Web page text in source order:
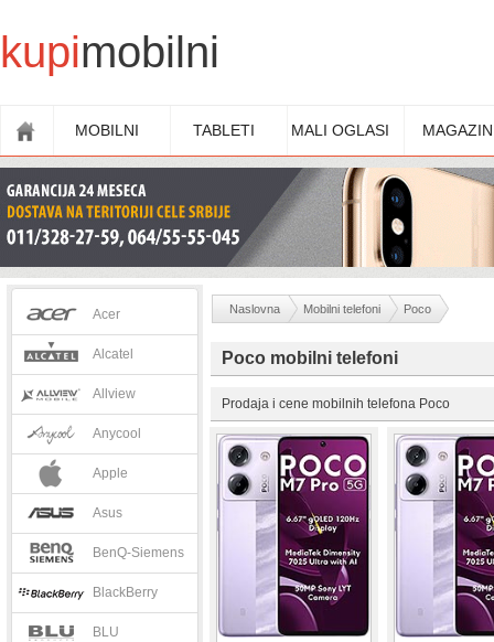
kupimobilni
MOBILNI TABLETI MALI OGLASI MAGAZIN
Acer
Alcatel
Allview
Anycool
Apple
Asus
BenQ-Siemens
BlackBerry
BLU
Naslovna Mobilni telefoni Poco
Poco mobilni telefoni
Prodaja i cene mobilnih telefona Poco